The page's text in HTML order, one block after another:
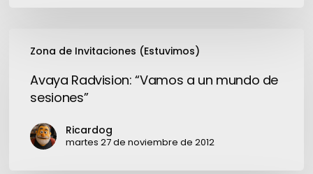
Zona de Invitaciones (Estuvimos)
Radvision:
mundo
Avaya Radvision: “Vamos a un mundo de
sesiones”
Ricardog
martes 27 de noviembre de 2012